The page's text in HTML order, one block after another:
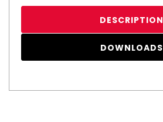
DESCRIPTION
DOWNLOADS